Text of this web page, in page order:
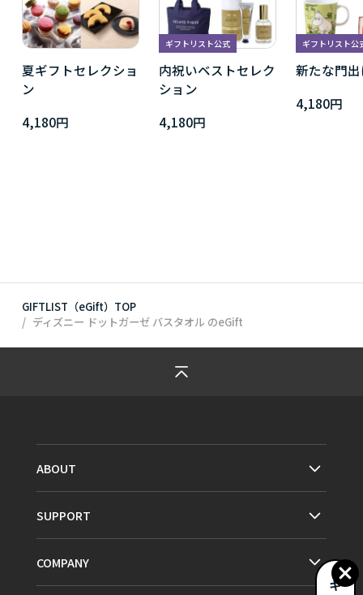
夏ギフトセレクショ
ン
4,180円
ギフトリスト公式
内祝いベストセレク
ション
4,180円
ギフトリスト公
新たな門
4,180円
GIFTLIST（eGift）TOP
ディズニー ドットガーゼ バスタオル のeGift
ABOUT
SUPPORT
COMPANY